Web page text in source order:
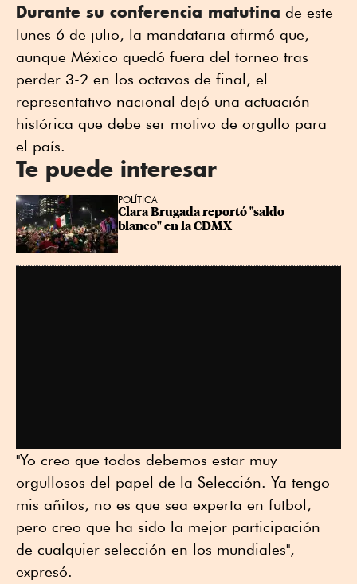
Durante su conferencia matutina de este
lunes 6 de julio, la mandataria afirmó que,
aunque México quedó fuera del torneo tras
perder 3-2 en los octavos de final, el
representativo nacional dejó una actuación
histórica que debe ser motivo de orgullo para
el país.
Te puede interesar
POLÍTICA
Clara Brugada reportó "saldo
blanco'' en la CDMX
"Yo creo que todos debemos estar muy
orgullosos del papel de la Selección. Ya tengo
mis añitos, no es que sea experta en futbol,
pero creo que ha sido la mejor participación
de cualquier selección en los mundiales",
expresó.